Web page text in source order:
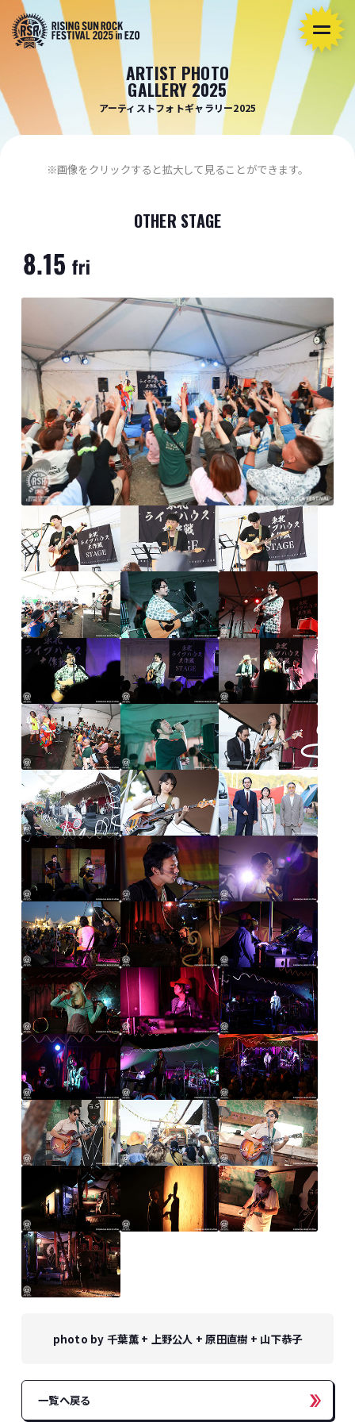
ARTIST PHOTO
GALLERY 2025
アーティストフォトギャラリー2025
※画像をクリックすると拡大して見ることができます。
OTHER STAGE
photo by 千葉薫 + 上野公人 + 原田直樹 + 山下恭子
一覧へ戻る